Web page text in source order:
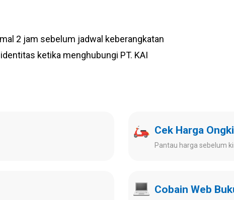
2 jam sebelum jadwal keberangkatan
ketika menghubungi PT. KAI
Cek Harga
Pantau harga sebelum
Cobain Web